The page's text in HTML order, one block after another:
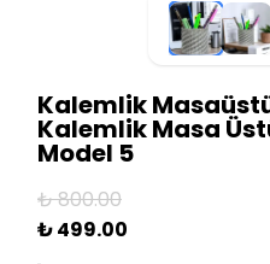
Kalemlik
Kalemlik Masa
Model 5
₺ 800.00
₺ 499.00